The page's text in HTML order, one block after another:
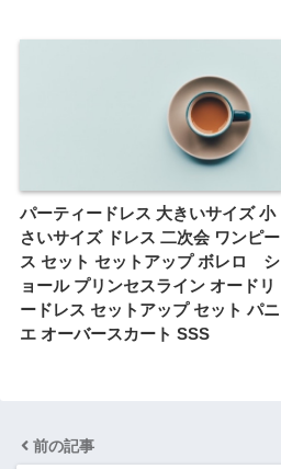
パーティードレス 大きいサイズ 小
さいサイズ ドレス 二次会 ワンピー
ス セット セットアップ ボレロ シ
ョール プリンセスライン オードリ
ードレス セットアップ セット パニ
エ オーバースカート SSS
前の記事